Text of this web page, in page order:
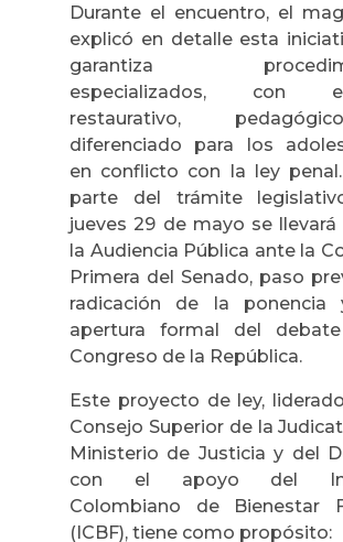
Durante el encuentro, el
explicó en detalle esta
garantiza
especializados, con
restaurativo,
diferenciado para los
en conflicto con la ley
parte del trámite
jueves 29 de mayo se llevará
la Audiencia Pública ante la
Primera del Senado, paso
radicación de la
apertura formal del
Congreso de la República.
Este proyecto de ley,
Consejo Superior de la
Ministerio de Justicia y del
con el apoyo del
Colombiano de Bienestar
(ICBF), tiene como propósito: